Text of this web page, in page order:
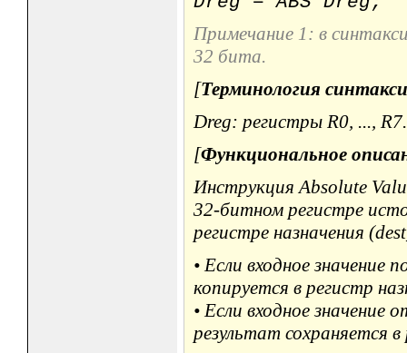
Примечание 1: в
32 бита.
[Терминология
Dreg: регистры R0, ..., R7.
[Функциональное
Инструкция Absolute
32-битном регистре
регистре назначения
• Если входное значение
копируется в регистр
• Если входное
результат сохраняется в